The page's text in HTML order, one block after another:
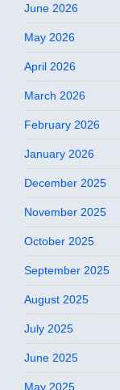
June 2026
May 2026
April 2026
March 2026
February 2026
January 2026
December 2025
November 2025
October 2025
September 2025
August 2025
July 2025
June 2025
May 2025